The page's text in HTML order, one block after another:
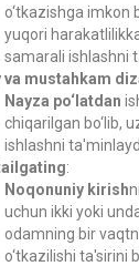
o‘tkazishga imkon
yuqori
samarali ishlashni
va mustahkam
Nayza po‘latdan
chiqarilgan bo‘lib,
ishlashni
:
Noqonuniy kirish
uchun ikki yoki
odamning bir
o‘tkazilishi ta'sirini